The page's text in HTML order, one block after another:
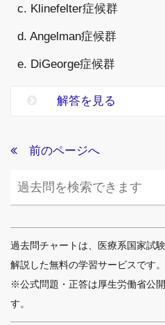
c. Klinefelter症候群
d. Angelman症候群
e. DiGeorge症候群
解答を見る
前のページへ
過去問チャートは、医療系国家試
解説した無料の学習サービスです。
※公式問題・正答は厚生労働省公
す。